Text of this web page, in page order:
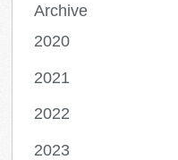
Archive
2020
2021
2022
2023